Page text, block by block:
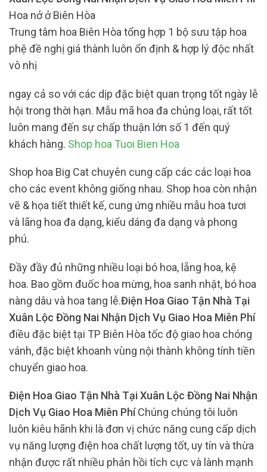
Hoa nở ở Biên Hòa
Trung tâm hoa Biên Hòa tổng hợp 1 bộ sưu tập hoa
phệ đề nghị giá thành luôn ổn định & hợp lý độc nhất
vô nhị
ngay cả so với các dịp đặc biệt quan trọng tốt ngày lễ
hội trong thời hạn. Mẫu mã hoa đa chủng loại, rất tốt
luôn mang đến sự chấp thuận lớn số 1 đến quý
khách hàng. Shop hoa Tuoi Bien Hoa
Shop hoa Big Cat chuyên cung cấp các các loại hoa
cho các event không giống nhau. Shop hoa còn nhận
vẽ & họa tiết thiết kế, cung ứng nhiều mẫu hoa tươi
và lãng hoa đa dạng, kiểu dáng đa dạng và phong
phú.
Đầy đầy đủ những nhiều loại bó hoa, lẵng hoa, kệ
hoa. Bao gồm đuốc hoa mừng, hoa sanh nhật, bó hoa
nàng dâu và hoa tang lễ.Điện Hoa Giao Tận Nhà Tại
Xuân Lộc Đồng Nai Nhận Dịch Vụ Giao Hoa Miên Phí
điều đặc biệt tại TP Biên Hòa tốc độ giao hoa chóng
vánh, đặc biệt khoanh vùng nội thành không tính tiền
chuyển giao hoa.
Điện Hoa Giao Tận Nhà Tại Xuân Lộc Đồng Nai Nhận
Dịch Vụ Giao Hoa Miên PhíChúng chúng tôi luôn
luôn kiêu hãnh khi là đơn vị chức năng cung cấp dịch
vụ năng lượng điện hoa chất lượng tốt, uy tín và thừa
nhận được rất nhiều phản hồi tích cực và lành mạnh